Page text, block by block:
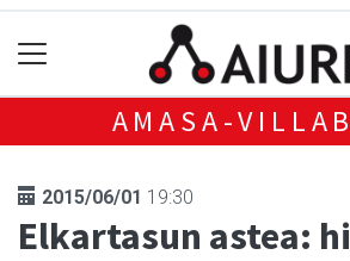
AMASA-
2015/06/01 19:30
Elkartasun astea: